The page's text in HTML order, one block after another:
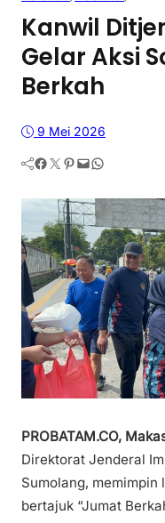
Kanwil
Gelar Aksi
Berkah
9 Mei 2026
Facebook Twitter Pinterest Mail WhatsApp
PROBATAM.CO,
Direktorat Jenderal
Sumolang,
bertajuk “Jumat